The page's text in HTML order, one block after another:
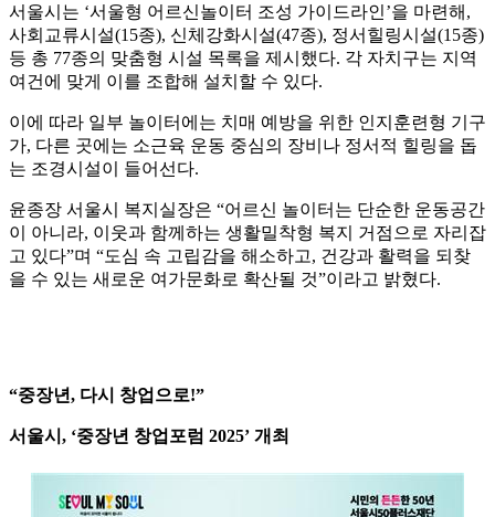
서울시는 ‘서울형 어르신놀이터 조성 가이드라인’을 마련해,
사회교류시설(15종), 신체강화시설(47종), 정서힐링시설(15종)
등 총 77종의 맞춤형 시설 목록을 제시했다. 각 자치구는 지역
여건에 맞게 이를 조합해 설치할 수 있다.
이에 따라 일부 놀이터에는 치매 예방을 위한 인지훈련형 기구
가, 다른 곳에는 소근육 운동 중심의 장비나 정서적 힐링을 돕
는 조경시설이 들어선다.
윤종장 서울시 복지실장은 “어르신 놀이터는 단순한 운동공간
이 아니라, 이웃과 함께하는 생활밀착형 복지 거점으로 자리잡
고 있다”며 “도심 속 고립감을 해소하고, 건강과 활력을 되찾
을 수 있는 새로운 여가문화로 확산될 것”이라고 밝혔다.
“중장년, 다시 창업으로!”
서울시, ‘중장년 창업포럼 2025’ 개최